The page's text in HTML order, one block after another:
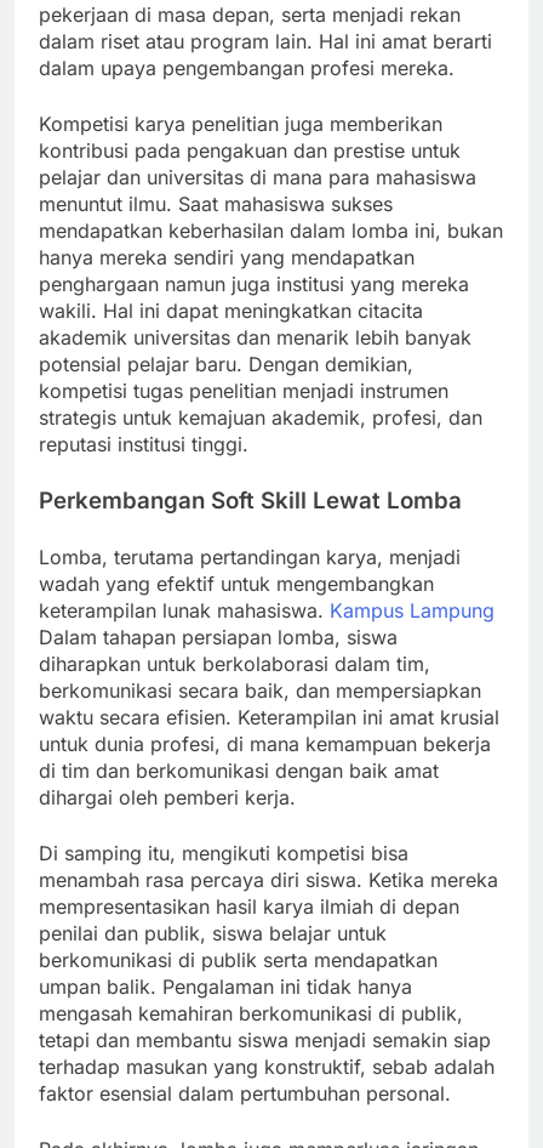
pekerjaan di masa depan, serta menjadi rekan
dalam riset atau program lain. Hal ini amat berarti
dalam upaya pengembangan profesi mereka.
Kompetisi karya penelitian juga memberikan
kontribusi pada pengakuan dan prestise untuk
pelajar dan universitas di mana para mahasiswa
menuntut ilmu. Saat mahasiswa sukses
mendapatkan keberhasilan dalam lomba ini, bukan
hanya mereka sendiri yang mendapatkan
penghargaan namun juga institusi yang mereka
wakili. Hal ini dapat meningkatkan citacita
akademik universitas dan menarik lebih banyak
potensial pelajar baru. Dengan demikian,
kompetisi tugas penelitian menjadi instrumen
strategis untuk kemajuan akademik, profesi, dan
reputasi institusi tinggi.
Perkembangan Soft Skill Lewat Lomba
Lomba, terutama pertandingan karya, menjadi
wadah yang efektif untuk mengembangkan
keterampilan lunak mahasiswa. Kampus Lampung
Dalam tahapan persiapan lomba, siswa
diharapkan untuk berkolaborasi dalam tim,
berkomunikasi secara baik, dan mempersiapkan
waktu secara efisien. Keterampilan ini amat krusial
untuk dunia profesi, di mana kemampuan bekerja
di tim dan berkomunikasi dengan baik amat
dihargai oleh pemberi kerja.
Di samping itu, mengikuti kompetisi bisa
menambah rasa percaya diri siswa. Ketika mereka
mempresentasikan hasil karya ilmiah di depan
penilai dan publik, siswa belajar untuk
berkomunikasi di publik serta mendapatkan
umpan balik. Pengalaman ini tidak hanya
mengasah kemahiran berkomunikasi di publik,
tetapi dan membantu siswa menjadi semakin siap
terhadap masukan yang konstruktif, sebab adalah
faktor esensial dalam pertumbuhan personal.